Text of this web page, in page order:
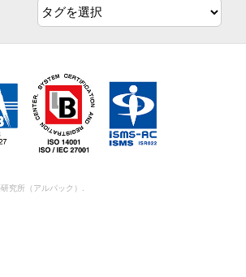
究所（アルパック）.